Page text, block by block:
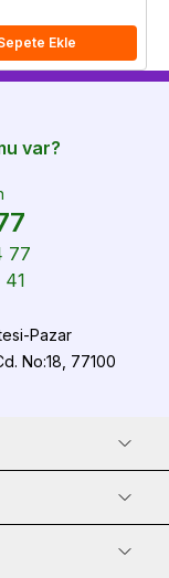
Ekle
var?
77
Pazar
No:18, 77100